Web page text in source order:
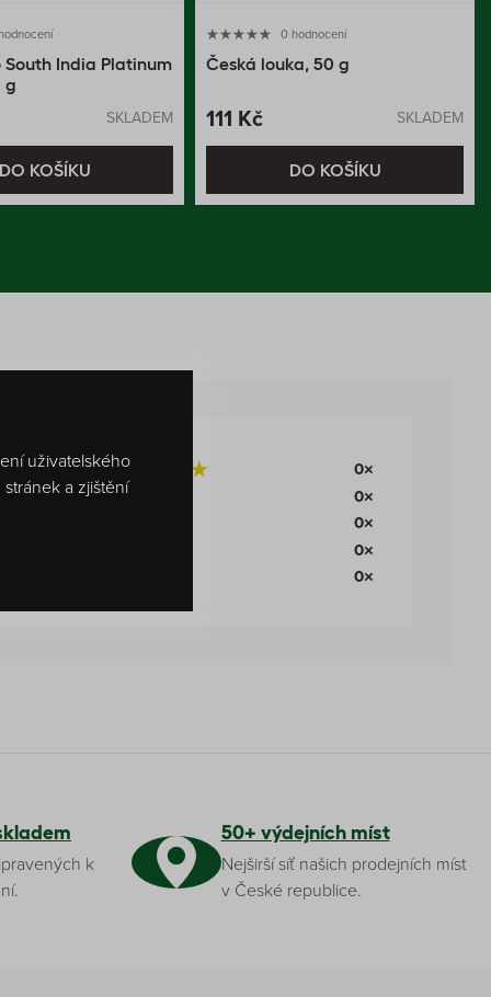
South India Platinum
g
SKLADEM
KOŠÍKU
0 hodnocení
Česká louka, 50 g
111 Kč SKLADEM
DO KOŠÍKU
0×
0×
0×
0×
0×
k
50+ výdejních míst
Nejširší síť našich prodejních míst
v České republice.
uživatelského
a zjištění